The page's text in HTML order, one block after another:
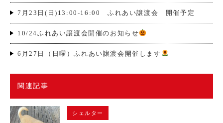
7月23日(日)13:00-16:00 ふれあい譲渡会 開催予定
10/24ふれあい譲渡会開催のお知らせ
6月27日（日曜）ふれあい譲渡会開催します
関連記事
シェルター